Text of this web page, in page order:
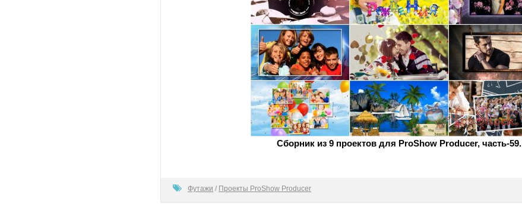
Сборник из 9 проектов для ProShow Producer, часть-59.
Футажи / Проекты ProShow Producer